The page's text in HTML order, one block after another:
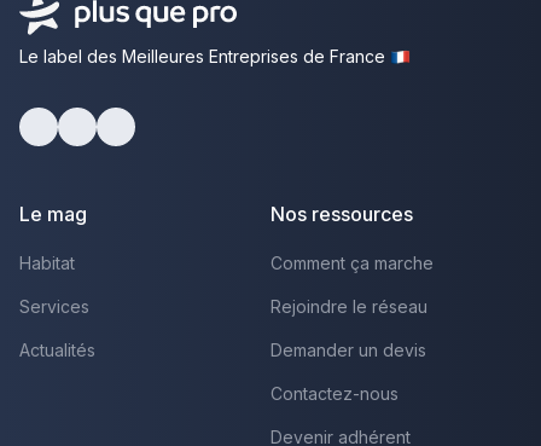
Le label des Meilleures Entreprises de France
Le mag
Habitat
Services
Actualités
Nos ressources
Comment ça marche
Rejoindre le réseau
Demander un devis
Contactez-nous
Devenir adhérent